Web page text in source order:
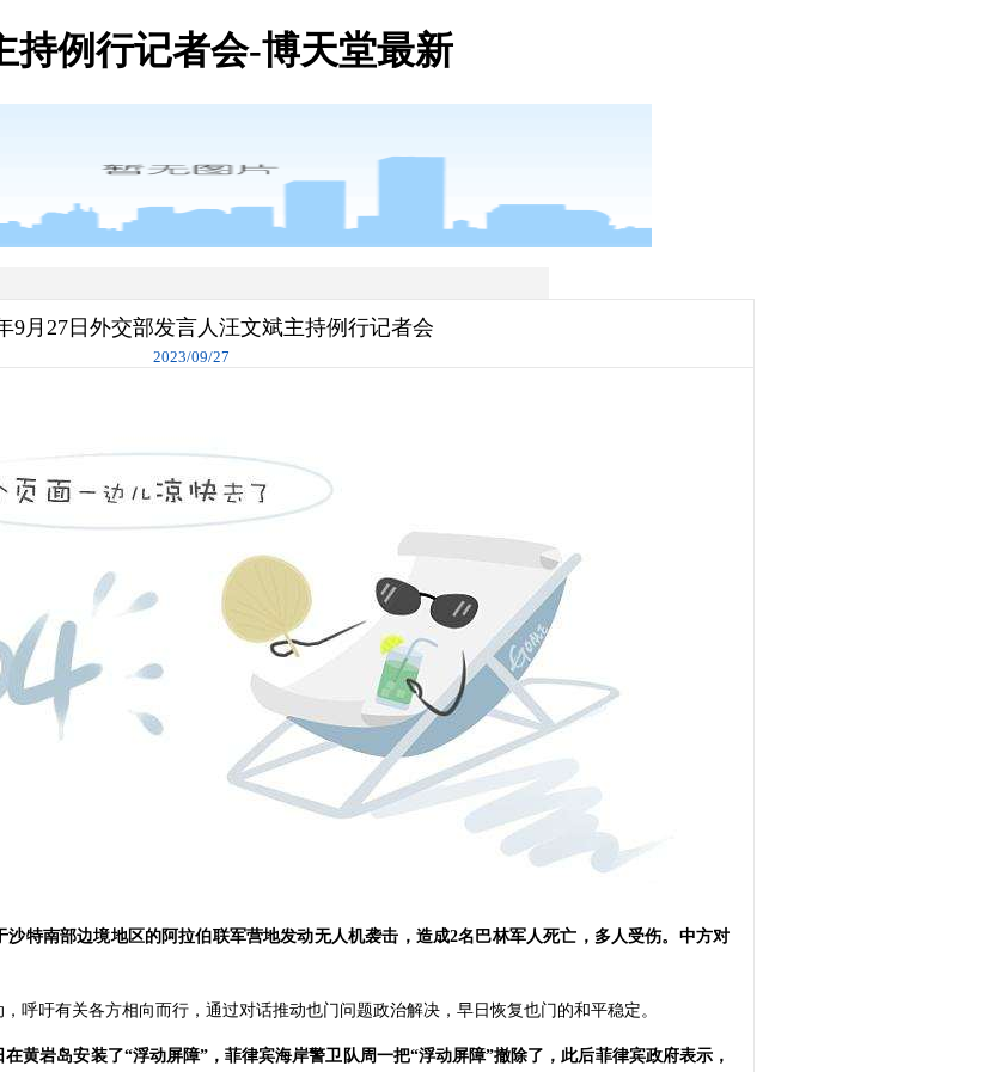
持例行记者会-博天堂最新
9月27日外交部发言人汪文斌主持例行记者会
2023/09/27
特南部边境地区的阿拉伯联军营地发动无人机袭击，造成2名巴林军人死亡，多人受伤。中方对
呼吁有关各方相向而行，通过对话推动也门问题政治解决，早日恢复也门的和平稳定。
黄岩岛安装了“浮动屏障”，菲律宾海岸警卫队周一把“浮动屏障”撤除了，此后菲律宾政府表示，